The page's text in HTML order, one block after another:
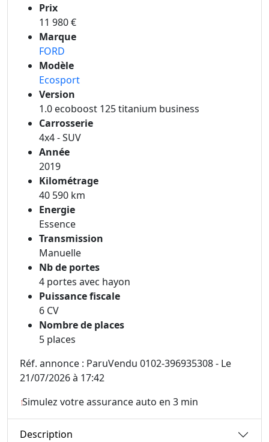
Prix
11 980 €
Marque
FORD
Modèle
Ecosport
Version
1.0 ecoboost 125 titanium business
Carrosserie
4x4 - SUV
Année
2019
Kilométrage
40 590 km
Energie
Essence
Transmission
Manuelle
Nb de portes
4 portes avec hayon
Puissance fiscale
6 CV
Nombre de places
5 places
Réf. annonce : ParuVendu 0102-396935308 - Le
21/07/2026 à 17:42
Simulez votre assurance auto en 3 min
Description